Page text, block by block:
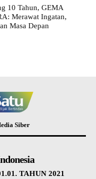
10 Tahun, GEMA
Merawat Ingatan,
Masa Depan
Siber
TAHUN 2021